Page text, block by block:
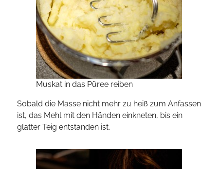
Muskat in das Püree reiben
Sobald die Masse nicht mehr zu heiß zum Anfassen
ist, das Mehl mit den Händen einkneten, bis ein
glatter Teig entstanden ist.